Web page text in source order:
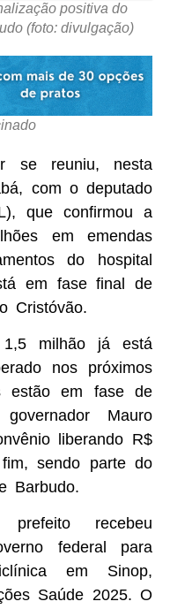
positiva do
(foto: divulgação)
se reuniu, nesta
com o deputado
que confirmou a
em emendas
do hospital
em fase final de
Cristóvão.
1,5 milhão já está
nos próximos
estão em fase de
Mauro
liberando R$
sendo parte do
Barbudo.
recebeu
federal para
em Sinop,
Saúde 2025. O